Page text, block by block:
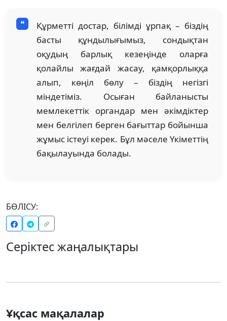
Құрметті достар, білімді ұрпақ – біздің
басты құндылығымыз, сондықтан
оқудың барлық кезеңінде оларға
қолайлы жағдай жасау, қамқорлыққа
алып, көңіл бөлу – біздің негізгі
міндетіміз. Осыған байланысты
мемлекеттік органдар мен әкімдіктер
мен белгілеп берген бағыттар бойынша
жұмыс істеуі керек. Бұл мәселе Үкіметтің
бақылауында болады.
БӨЛІСУ:
Серіктес жаңалықтары
Ұқсас мақалалар